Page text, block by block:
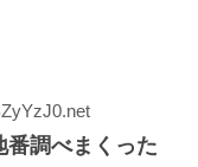
番調べまくった